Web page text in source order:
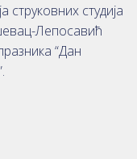
струковних студија
Лепосавић
“Дан